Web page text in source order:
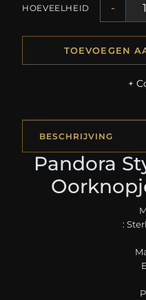
HOEVEELHEID -
TOEVOEGEN
+
BESCHRIJVING
Pandora
: